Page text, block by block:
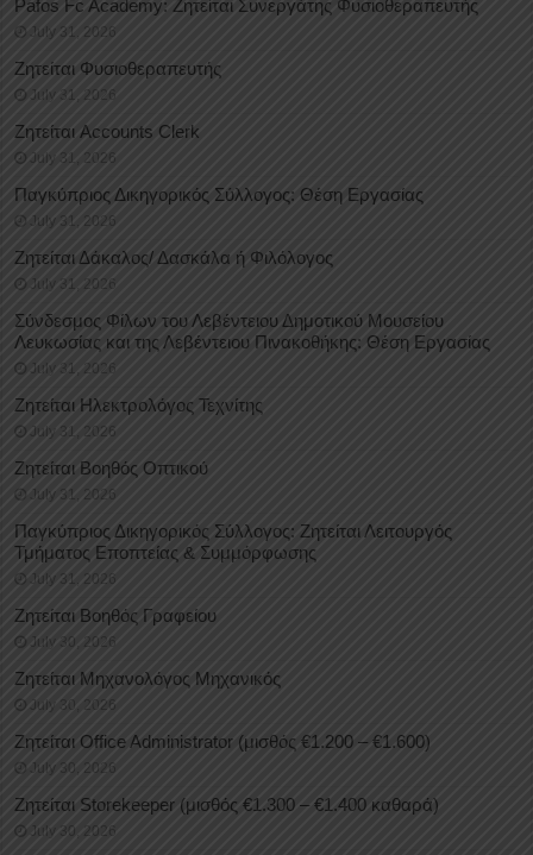
Pafos Fc Academy: Ζητείται Συνεργάτης Φυσιοθεραπευτής
July 31, 2026
Ζητείται Φυσιοθεραπευτής
July 31, 2026
Ζητείται Accounts Clerk
July 31, 2026
Παγκύπριος Δικηγορικός Σύλλογος: Θέση Εργασίας
July 31, 2026
Ζητείται Δάκαλος/ Δασκάλα ή Φιλόλογος
July 31, 2026
Σύνδεσμος Φίλων του Λεβέντειου Δημοτικού Μουσείου
Λευκωσίας και της Λεβέντειου Πινακοθήκης: Θέση Εργασίας
July 31, 2026
Ζητείται Ηλεκτρολόγος Τεχνίτης
July 31, 2026
Ζητείται Βοηθός Οπτικού
July 31, 2026
Παγκύπριος Δικηγορικός Σύλλογος: Ζητείται Λειτουργός
Τμήματος Εποπτείας & Συμμόρφωσης
July 31, 2026
Ζητείται Βοηθός Γραφείου
July 30, 2026
Ζητείται Μηχανολόγος Μηχανικός
July 30, 2026
Ζητείται Office Administrator (μισθός €1.200 – €1.600)
July 30, 2026
Ζητείται Storekeeper (μισθός €1.300 – €1.400 καθαρά)
July 30, 2026